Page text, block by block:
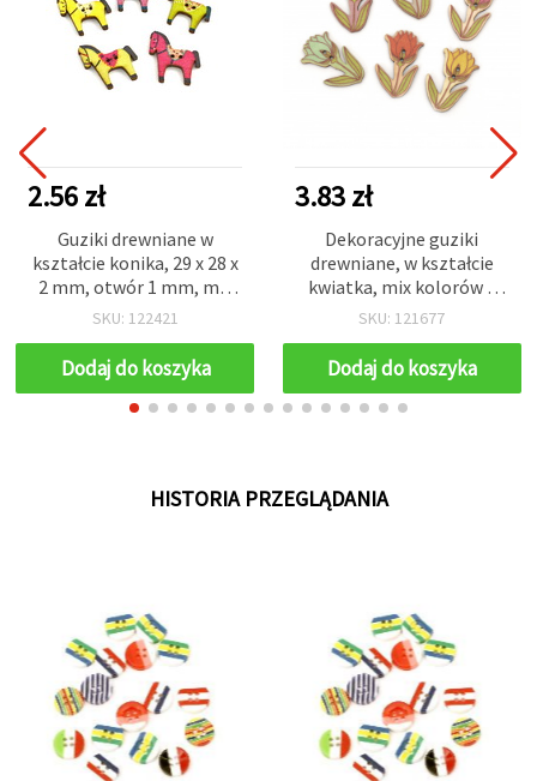
2.56 zł
Guziki drewniane w
kształcie konika, 29 x 28 x
2 mm, otwór 1 mm, mix
kolorów, zestaw 10 szt.,
dekoracji
SKU: 122421
Dodaj do koszyka
3.83 zł
Dekoracyjne guziki
drewniane, w kształcie
kwiatka, mix kolorów –
Ø40 mm, grubość 2,5 mm,
szt. – do dekoracji, szycia,
scrapbookingu i
projektów
SKU: 121677
Dodaj do koszyka
HISTORIA PRZEGLĄDANIA